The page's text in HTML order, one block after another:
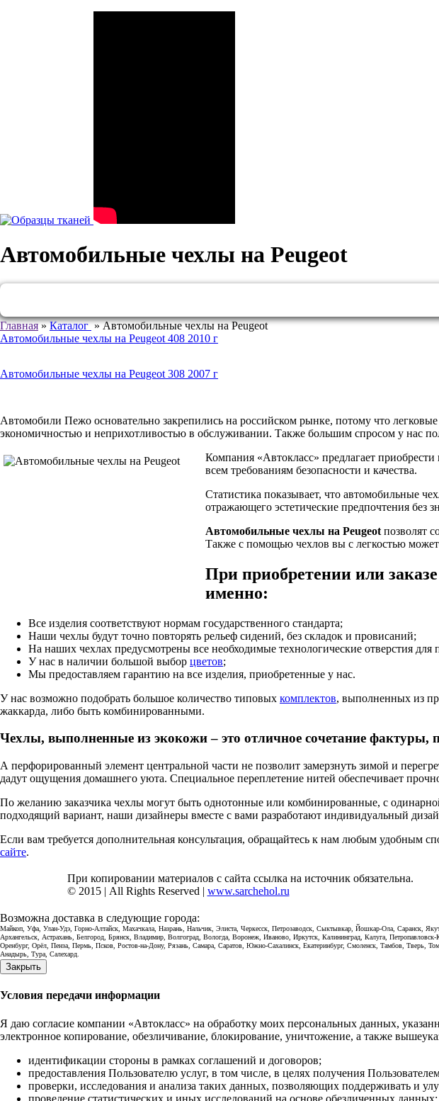
Автомобильные чехлы на Peugeot
Главная»Каталог»Автомобильные чехлы на Peugeot
Автомобильные чехлы на Peugeot 408 2010 г
Автомобильные чехлы на Peugeot 308 2007 г
Автомобили Пежо основательно закрепились на российском рынке, потому что
экономичностью и неприхотливостью в обслуживании. Также большим спросом у нас
Компания «Автокласс» предлагает
всем требованиям безопасности и качества.
Статистика показывает, что автомобильные
отражающего эстетические предпочтения без
Автомобильные чехлы на Peugeot позволят
Также с помощью чехлов вы с легкостью
При приобретении или
именно:
Все изделия соответствуют нормам государственного стандарта;
Наши чехлы будут точно повторять рельеф сидений, без складок и провисаний;
На наших чехлах предусмотрены все необходимые технологические отверстия
У нас в наличии большой выбор цветов;
Мы предоставляем гарантию на все изделия, приобретенные у нас.
У нас возможно подобрать большое количество типовых комплектов, выполненных из
жаккарда, либо быть комбинированными.
Чехлы, выполненные из экокожи – это отличное сочетание фактуры,
А перфорированный элемент центральной части не позволит замерзнуть зимой и
дадут ощущения домашнего уюта. Специальное переплетение нитей обеспечивает
По желанию заказчика чехлы могут быть однотонные или комбинированные, с
подходящий вариант, наши дизайнеры вместе с вами разработают индивидуальный
Если вам требуется дополнительная консультация, обращайтесь к нам любым удобным
сайте.
При копировании материалов с сайта ссылка на источник обязательна.
© 2015 | All Rights Reserved | www.sarchehol.ru
Возможна доставка в следующие города:
Майкоп, Уфа, Улан-Удэ, Горно-Алтайск, Махачкала, Назрань, Нальчик, Элиста, Черкесск, Петрозаводск, Сыктывкар, Йошкар-Ола, Саранск,
Архангельск, Астрахань, Белгород, Брянск, Владимир, Волгоград, Вологда, Воронеж, Иваново, Иркутск, Калининград, Калуга,
Оренбург, Орёл, Пенза, Пермь, Псков, Ростов-на-Дону, Рязань, Самара, Саратов, Южно-Сахалинск, Екатеринбург, Смоленск, Тамбов,
Анадырь, Тура, Салехард.
Закрыть
Условия передачи информации
Я даю согласие компании «Автокласс» на обработку моих персональных данных,
электронное копирование, обезличивание, блокирование, уничтожение, а также
идентификации стороны в рамках соглашений и договоров;
предоставления Пользователю услуг, в том числе, в целях получения
проверки, исследования и анализа таких данных, позволяющих поддерживать и
проведение статистических и иных исследований на основе обезличенных данных;